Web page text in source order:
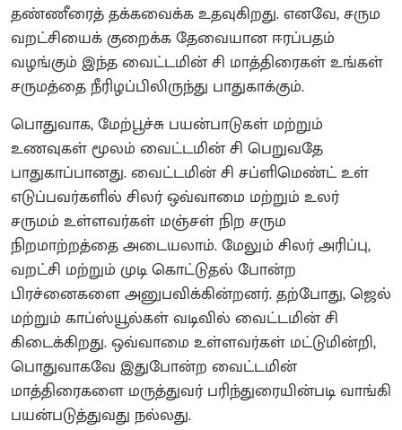
தண்ணீரைத் தக்கவைக்க உதவுகிறது. எனவே, சரும
வறட்சியைக் குறைக்க தேவையான ஈரப்பதம்
வழங்கும் இந்த வைட்டமின் சி மாத்திரைகள் உங்கள்
சருமத்தை நீரிழப்பிலிருந்து பாதுகாக்கும்.
பொதுவாக, மேற்பூச்சு பயன்பாடுகள் மற்றும்
உணவுகள் மூலம் வைட்டமின் சி பெறுவதே
பாதுகாப்பானது. வைட்டமின் சி சப்ளிமெண்ட் உள்
எடுப்பவர்களில் சிலர் ஒவ்வாமை மற்றும் உலர்
சருமம் உள்ளவர்கள் மஞ்சள் நிற சரும
நிறமாற்றத்தை அடையலாம். மேலும் சிலர் அரிப்பு,
வறட்சி மற்றும் முடி கொட்டுதல் போன்ற
பிரச்னைகளை அனுபவிக்கின்றனர். தற்போது, ஜெல்
மற்றும் காப்ஸ்யூல்கள் வடிவில் வைட்டமின் சி
கிடைக்கிறது. ஒவ்வாமை உள்ளவர்கள் மட்டுமின்றி,
பொதுவாகவே இதுபோன்ற வைட்டமின்
மாத்திரைகளை மருத்துவர் பரிந்துரையின்படி வாங்கி
பயன்படுத்துவது நல்லது.